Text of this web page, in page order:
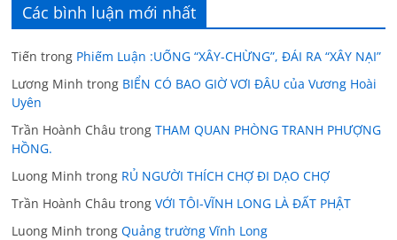
Các bình luận mới nhất
Tiến trong Phiếm Luận :UỐNG “XÂY-CHỪNG”, ĐÁI RA “XÂY NẠI”
Lương Minh trong BIỂN CÓ BAO GIỜ VƠI ĐÂU của Vương Hoài
Uyên
Trần Hoành Châu trongTHAM QUAN PHÒNG TRANH PHƯỢNG
HỒNG.
Luong Minh trong RỦ NGƯỜI THÍCH CHỢ ĐI DẠO CHỢ
Trần Hoành Châu trongVỚI TÔI-VĨNH LONG LÀ ĐẤT PHẬT
Luong Minh trongQuảng trường Vĩnh Long